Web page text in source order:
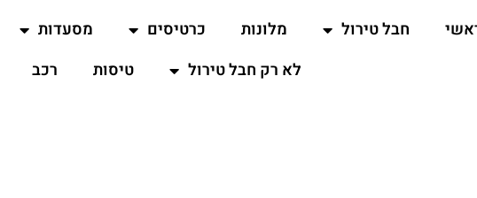
חבל טירול מלונות כרטיסים מסעדות
לא רק חבל טירול
טיסות רכב